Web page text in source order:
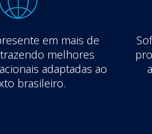
em mais de
melhores
adaptadas ao
brasileiro.